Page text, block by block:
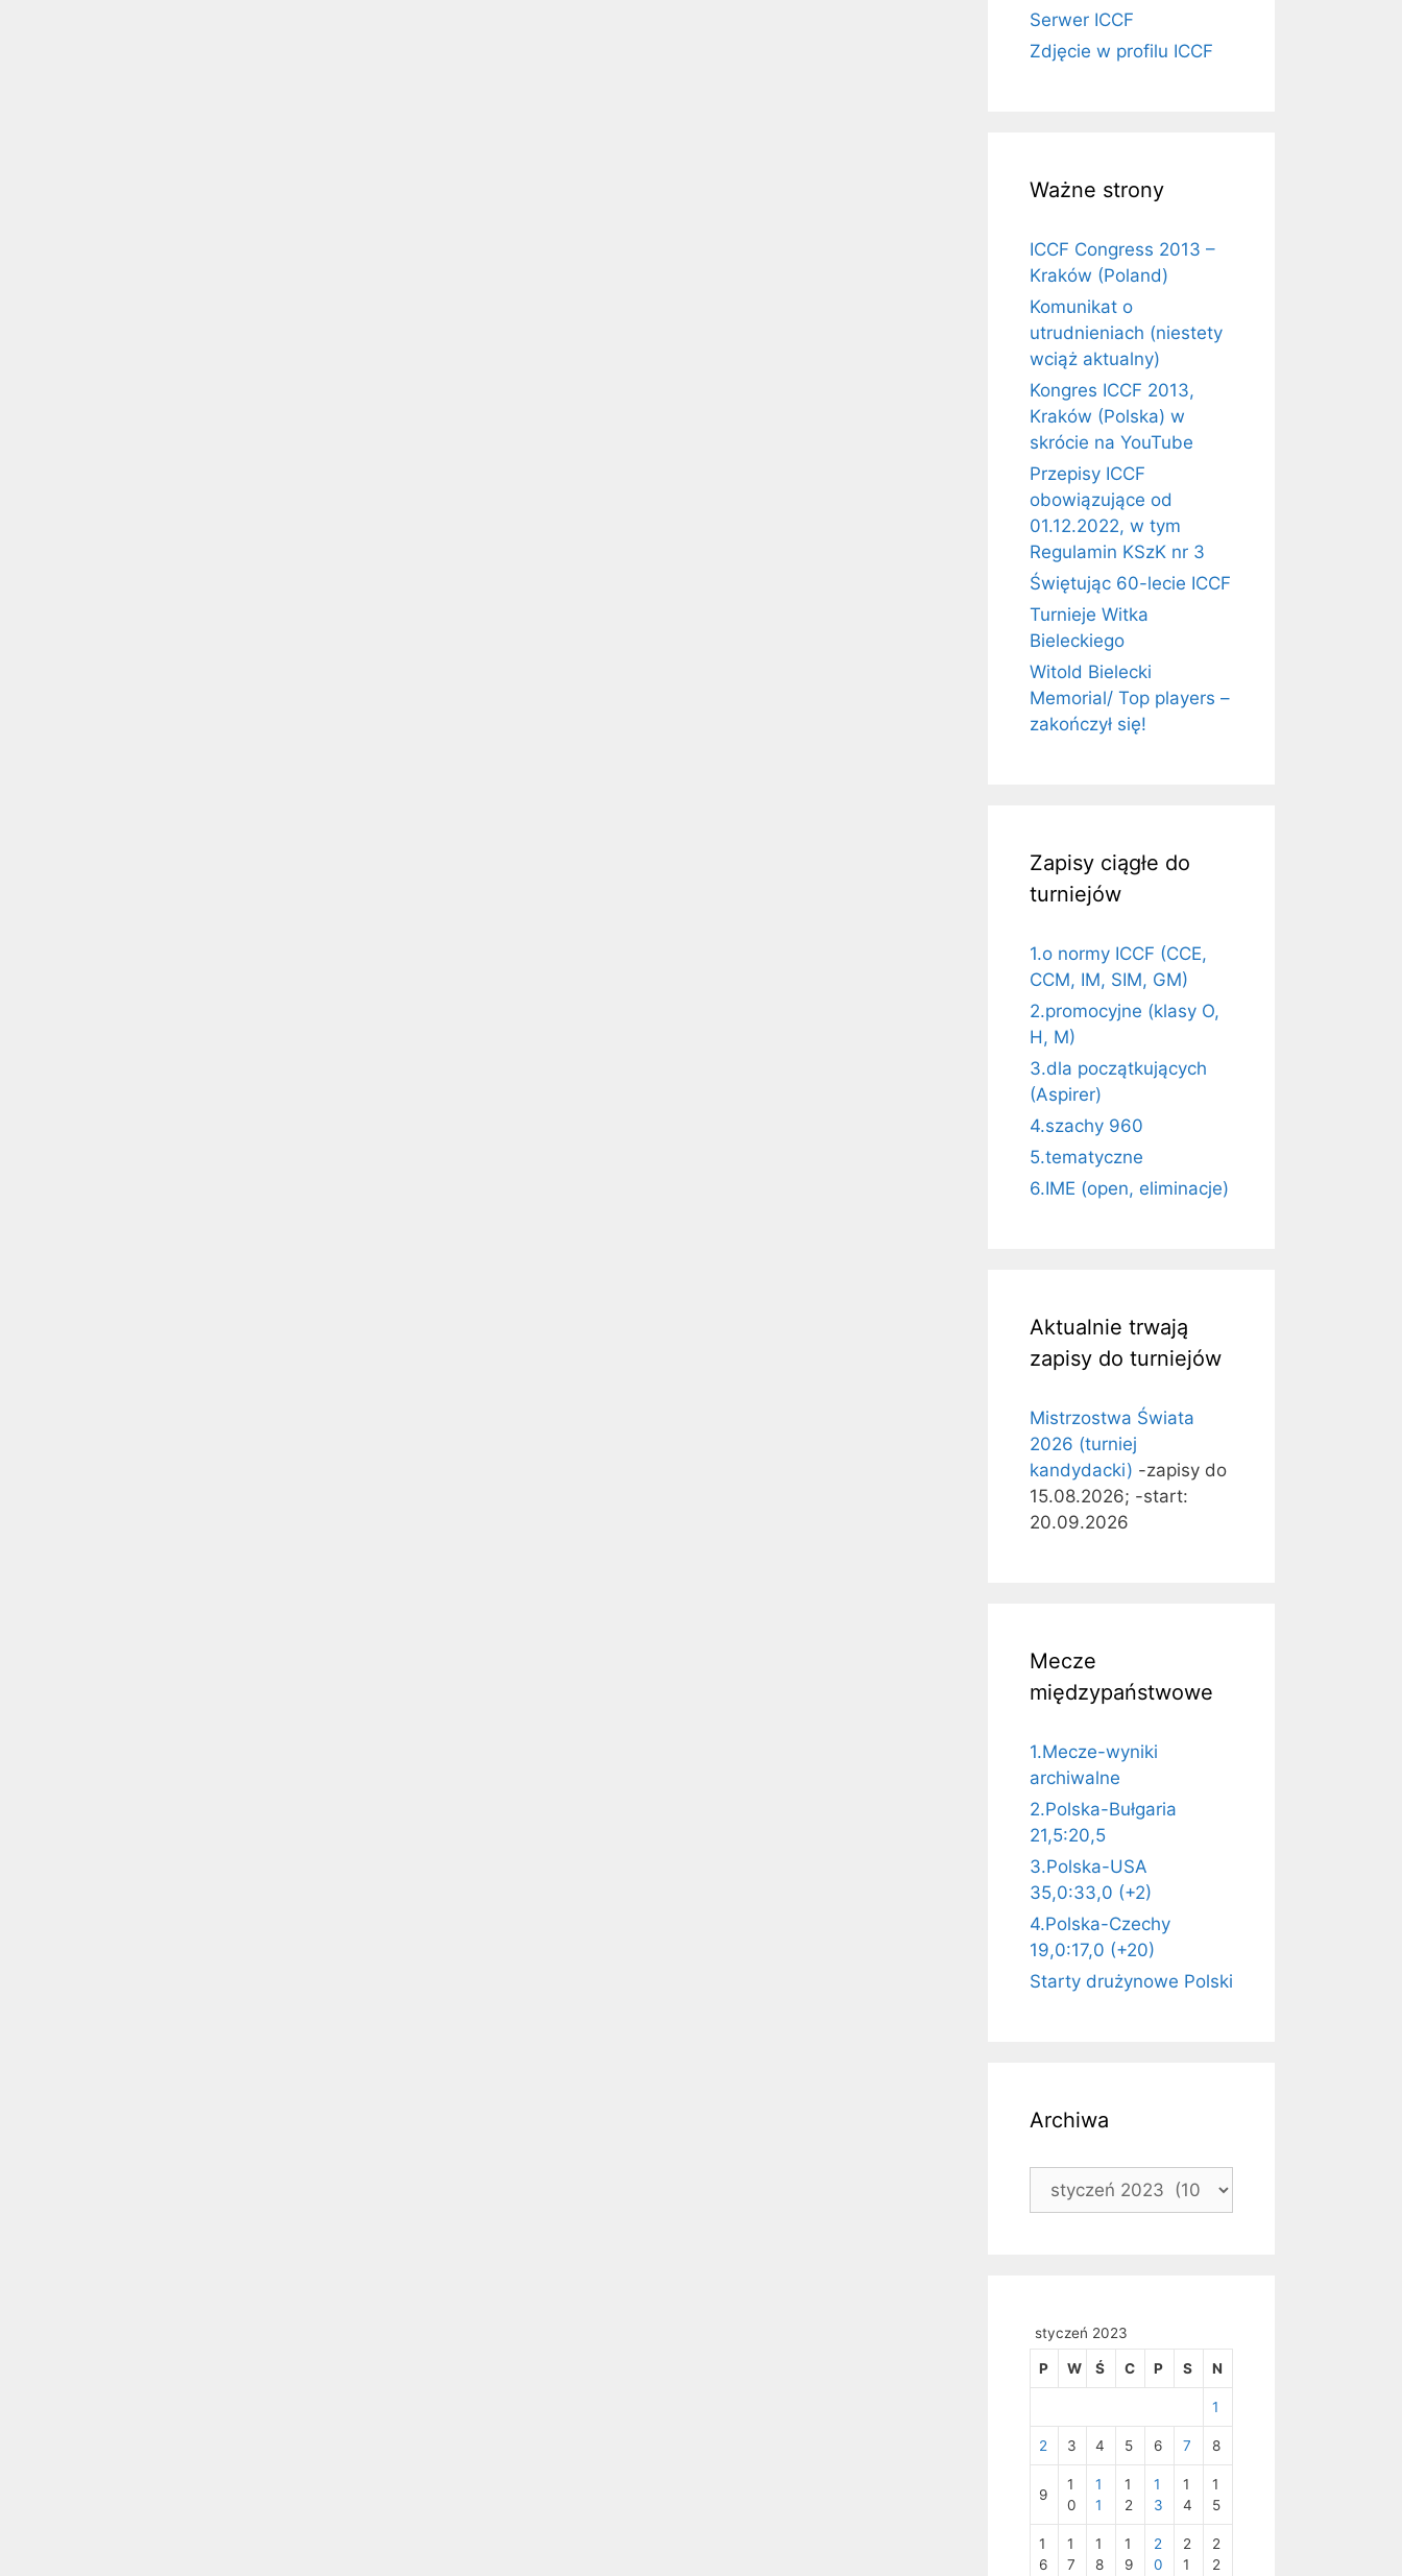
Serwer ICCF
Zdjęcie w profilu ICCF
Ważne strony
ICCF Congress 2013 –
Kraków (Poland)
Komunikat o
utrudnieniach (niestety
wciąż aktualny)
Kongres ICCF 2013,
Kraków (Polska) w
skrócie na YouTube
Przepisy ICCF
obowiązujące od
01.12.2022, w tym
Regulamin KSzK nr 3
Świętując 60-lecie ICCF
Turnieje Witka
Bieleckiego
Witold Bielecki
Memorial/ Top players –
zakończył się!
Zapisy ciągłe do
turniejów
1.o normy ICCF (CCE,
CCM, IM, SIM, GM)
2.promocyjne (klasy O,
H, M)
3.dla początkujących
(Aspirer)
4.szachy 960
5.tematyczne
6.IME (open, eliminacje)
Aktualnie trwają
zapisy do turniejów
Mistrzostwa Świata
2026 (turniej
kandydacki) -zapisy do
15.08.2026; -start:
20.09.2026
Mecze
międzypaństwowe
1.Mecze-wyniki
archiwalne
2.Polska-Bułgaria
21,5:20,5
3.Polska-USA
35,0:33,0 (+2)
4.Polska-Czechy
19,0:17,0 (+20)
Starty drużynowe Polski
Archiwa
styczeń 2023
P W Ś C P S N
1
2 3 4 5 6 7 8
9
1
0
1
1
1
2
1
3
1
4
1
5
1
6
1
7
1
8
1
9
2
0
2
1
2
2